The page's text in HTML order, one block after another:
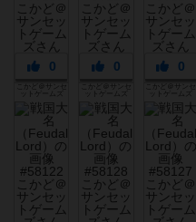
0 0 0
こかど＠サンセ
ットゲームズ
こかど＠サンセ
ットゲームズ
こかど＠サンセ
ットゲームズ